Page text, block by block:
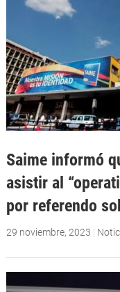
Saime informó
asistir al
por referendo
29 noviembre, 2023 |